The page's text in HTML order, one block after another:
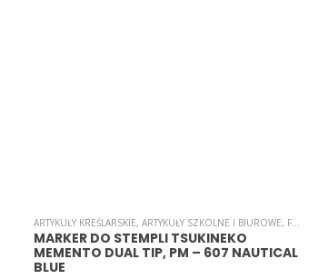
ARTYKUŁY KREŚLARSKIE, ARTYKUŁY SZKOLNE I BIUROWE, FLAMASTRY
MARKER DO STEMPLI TSUKINEKO
MEMENTO DUAL TIP, PM – 607 NAUTICAL
BLUE